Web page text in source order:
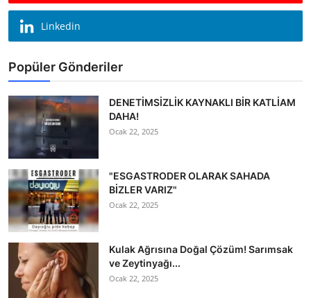
Galeri
E-GAZETE
Linkedin
Popüler Gönderiler
DENETİMSİZLİK KAYNAKLI BİR KATLİAM
DAHA!
Ocak 22, 2025
"ESGASTRODER OLARAK SAHADA
BİZLER VARIZ"
Ocak 22, 2025
Kulak Ağrısına Doğal Çözüm! Sarımsak
ve Zeytinyağı...
Ocak 22, 2025